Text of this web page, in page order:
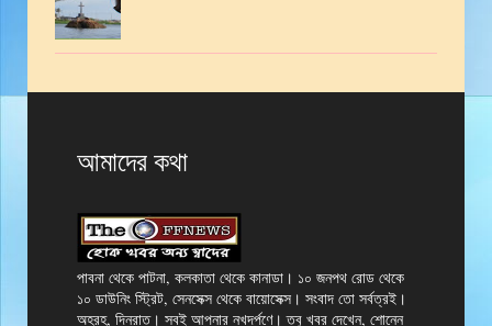
আমাদের কথা
পাবনা থেকে পাটনা, কলকাতা থেকে কানাডা। ১০ জনপথ রোড থেকে
১০ ডাউনিং স্ট্রিট, সেনসেক্স থেকে বায়োসেক্স। সংবাদ তো সর্বত্রই।
অহরহ, দিনরাত। সবই আপনার নখদর্পণে। তবু খবর দেখেন, শোনেন